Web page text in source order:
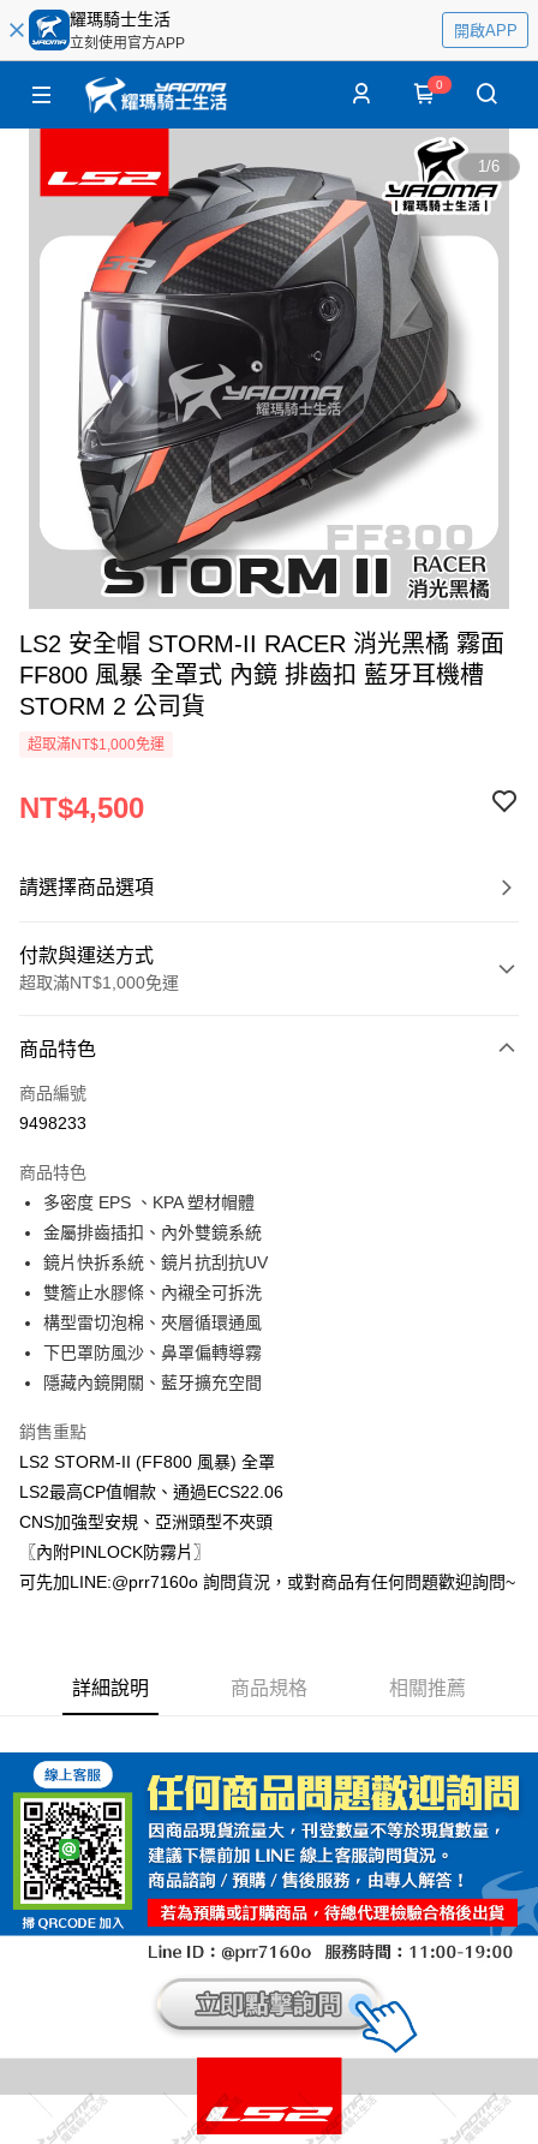
耀瑪騎士生活
立刻使用官方APP
開啟APP
0
1/6
LS2 安全帽 STORM-II RACER 消光黑橘 霧面
FF800 風暴 全罩式 內鏡 排齒扣 藍牙耳機槽
STORM 2 公司貨
超取滿NT$1,000免運
NT$4,500
請選擇商品選項
付款與運送方式
超取滿NT$1,000免運
信用卡一次付款
超商取貨付款
ATM付款
運送方式
全家取貨付款(安全帽一頂以上請選宅配)
每筆NT$60，滿NT$1,000(含以上)免運費
7-11取貨付款(安全帽一頂以上請選宅配)
每筆NT$100，滿NT$1,000(含以上)免運費
商品特色
商品編號
9498233
商品特色
多密度 EPS 、KPA 塑材帽體
金屬排齒插扣、內外雙鏡系統
鏡片快拆系統、鏡片抗刮抗UV
雙簷止水膠條、內襯全可拆洗
構型雷切泡棉、夾層循環通風
下巴罩防風沙、鼻罩偏轉導霧
隱藏內鏡開關、藍牙擴充空間
銷售重點
LS2 STORM-II (FF800 風暴) 全罩
LS2最高CP值帽款、通過ECS22.06
CNS加強型安規、亞洲頭型不夾頭
〖內附PINLOCK防霧片〗
可先加LINE:@prr7160o 詢問貨況，或對商品有任何問題歡迎詢問~
詳細說明 商品規格 相關推薦